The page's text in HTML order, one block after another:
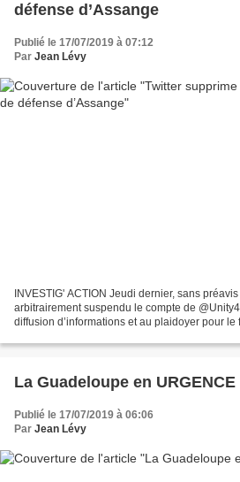
défense d’Assange
Publié le 17/07/2019 à 07:12
Par Jean Lévy
INVESTIG' ACTION Jeudi dernier, sans
arbitrairement suspendu le compte de
diffusion d’informations et au plaidoyer pour
La Guadeloupe en
Publié le 17/07/2019 à 06:06
Par Jean Lévy